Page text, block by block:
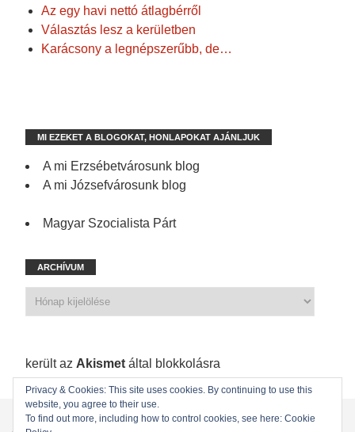
Az egy havi nettó átlagbérről
Választás lesz a kerületben
Karácsony a legnépszerűbb, de…
MI EZEKET A BLOGOKAT, HONLAPOKAT AJÁNLJUK
A mi Erzsébetvárosunk blog
A mi Józsefvárosunk blog
Magyar Szocialista Párt
ARCHÍVUM
került az Akismet által blokkolásra
KEZDŐLAP
ÖNKORMÁNYZATI KÉPVISELŐINK
Privacy & Cookies: This site uses cookies. By continuing to use this
website, you agree to their use.
To find out more, including how to control cookies, see here: Cookie